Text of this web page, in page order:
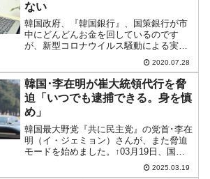
ない
韓国政府、『韓国銀行』、国策銀行が市
中にどんどんお金を回しているのです
が、新型コロナウイルス騒動による実体
経済の悪化に特に効いている様子はまだ
見えません。『韓国銀行』はいくらお金
を回せばいいのか、についてどのように
予測しているのでしょうか？...
2020.07.28
韓国･李在明が崔大統領代行を脅
迫「いつでも逮捕できる。身を慎
め」
韓国最大野党『共に民主党』の党首･李在
明（イ・ジェミョン）さんが、また脅迫
モードを始めました。↑03月19日、国会
に入る李在明（イ・ジェミョン）さん。
いるじゃん！――です。李在明（イ・ジ
2025.03.19